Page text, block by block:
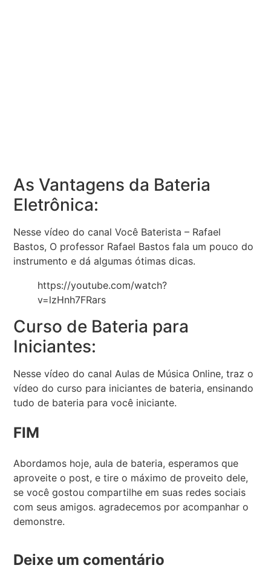
As Vantagens da Bateria
Eletrônica:
Nesse vídeo do canal Você Baterista – Rafael
Bastos, O professor Rafael Bastos fala um pouco do
instrumento e dá algumas ótimas dicas.
https://youtube.com/watch?
v=lzHnh7FRars
Curso de Bateria para
Iniciantes:
Nesse vídeo do canal Aulas de Música Online, traz o
vídeo do curso para iniciantes de bateria, ensinando
tudo de bateria para você iniciante.
FIM
Abordamos hoje, aula de bateria, esperamos que
aproveite o post, e tire o máximo de proveito dele,
se você gostou compartilhe em suas redes sociais
com seus amigos. agradecemos por acompanhar o
demonstre.
Deixe um comentário